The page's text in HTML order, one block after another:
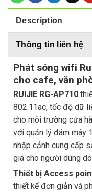
Description
Thông tin liên hệ
Phát sóng wifi
cho cafe, văn
RUIJIE RG-AP710
802.11ac, tốc độ dữ
cho môi trường cửa
với quản lý đám mây
nhập cảnh cung cấp
giá cho người dùng
Thiết bị Access
thiết kế đơn giản và